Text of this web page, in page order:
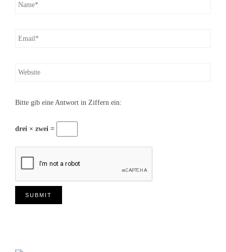
Bitte gib eine Antwort in Ziffern ein:
drei × zwei =